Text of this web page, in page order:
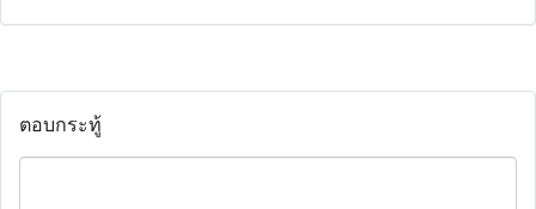
ตอบกระทู้